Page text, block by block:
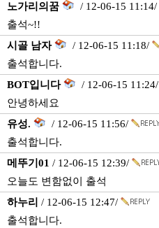
노가리의꿈
/ 12-06-15 11:14/
출석~!!
시골 남자
/ 12-06-15 11:18/
출석합니다.
BOT입니다
/ 12-06-15 11:24/
안녕하세요
유성.
/ 12-06-15 11:56/
출석합니다.
메뚜기01 / 12-06-15 12:39/
오늘도 변함없이 출석
하누리 / 12-06-15 12:47/
출석합니다.